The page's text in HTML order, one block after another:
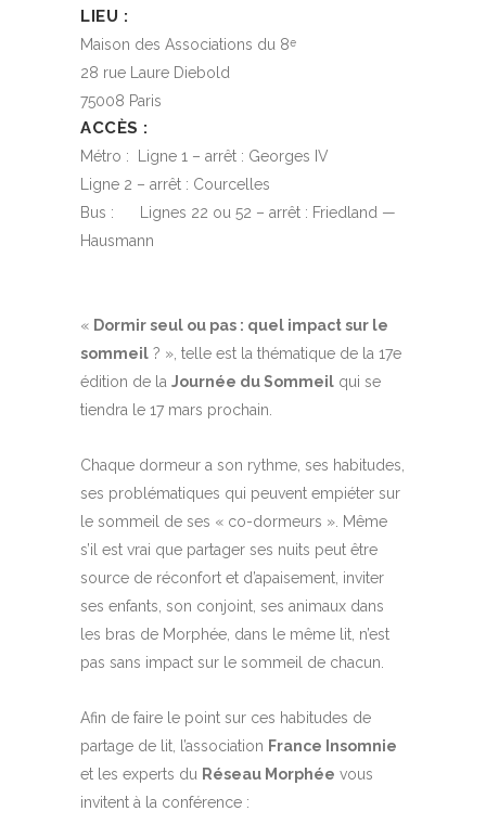
LIEU :
Maison des Associations du 8e
28 rue Laure Diebold
75008 Paris
ACCÈS :
Métro : Ligne 1 – arrêt : Georges IV
Ligne 2 – arrêt : Courcelles
Bus : Lignes 22 ou 52 – arrêt : Friedland —
Hausmann
« Dormir seul ou pas : quel impact sur le
sommeil ? », telle est la thématique de la 17e
édition de la Journée du Sommeil qui se
tiendra le 17 mars prochain.
Chaque dormeur a son rythme, ses habitudes,
ses problématiques qui peuvent empiéter sur
le sommeil de ses « co-dormeurs ». Même
s’il est vrai que partager ses nuits peut être
source de réconfort et d’apaisement, inviter
ses enfants, son conjoint, ses animaux dans
les bras de Morphée, dans le même lit, n’est
pas sans impact sur le sommeil de chacun.
Afin de faire le point sur ces habitudes de
partage de lit, l’association France Insomnie
et les experts du Réseau Morphée vous
invitent à la conférence :